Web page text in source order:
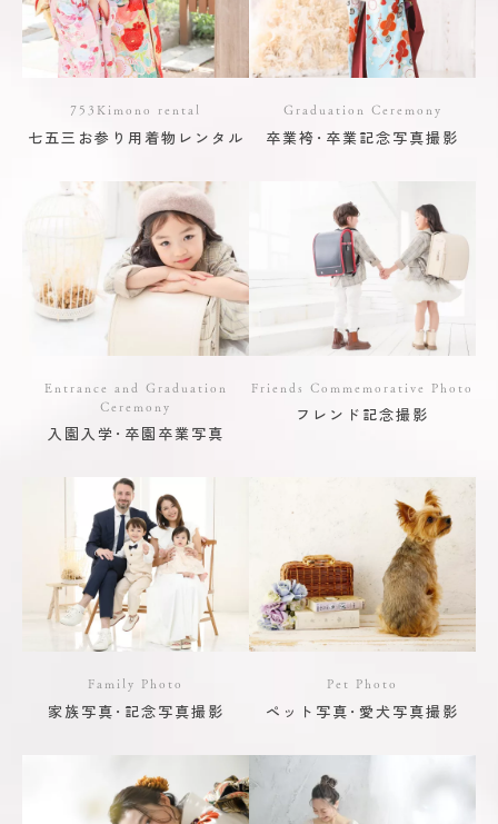
753Kimono rental
七五三お参り用着物レンタル
Graduation Ceremony
卒業袴･卒業記念写真撮影
Entrance and Graduation
Ceremony
入園入学･卒園卒業写真
Friends Commemorative Photo
フレンド記念撮影
Family Photo
家族写真･記念写真撮影
Pet Photo
ペット写真･愛犬写真撮影